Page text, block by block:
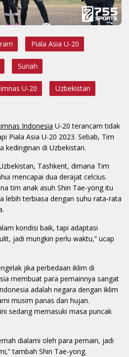
Piala Asia U-20
Suriah
U-20 Uzbekistan
Indonesia U-20 terancam tidak
Piala Asia U-20 2023. Sebab, Tim
kedinginan di Uzbekistan.
Tashkent, dimana Tim
mencapai dua derajat celcius.
tim anak asuh Shin Tae-yong itu
lebih terbiasa dengan suhu rata-rata
kondisi baik, tapi adaptasi
jadi mungkin perlu waktu,” ucap
jika perbedaan iklim di
membuat para pemainnya sangat
adalah negara dengan iklim
musim panas dan hujan.
sedang memasuki masa puncak
dialami oleh para pemain, jadi
tambah Shin Tae-yong.